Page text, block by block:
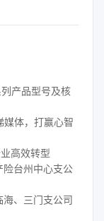
产品型号及核
媒体，打赢心智
高效转型
台州中心支公
、三门支公司